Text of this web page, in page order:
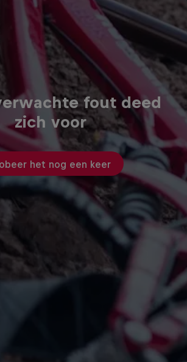
fout deed
zich voor
het nog een keer